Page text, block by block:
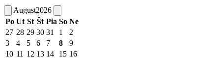
August2026
Po Ut St Št Pia So Ne
27 28 29 30 31 1
2
3
4 5 6 7 8
9
10 11 12 13 14 15 16